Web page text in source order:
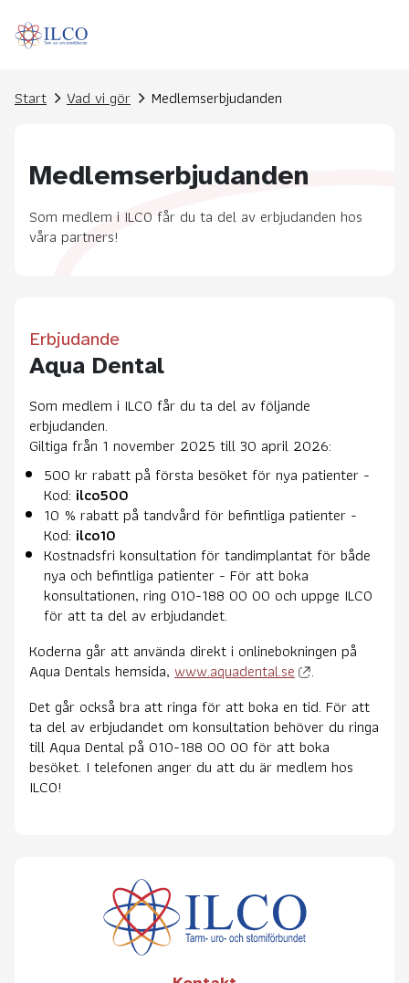
Start Vad vi gör Medlemserbjudanden
Medlemserbjudanden
Som medlem i ILCO får du ta del av erbjudanden hos
våra partners!
Erbjudande
Aqua Dental
Som medlem i ILCO får du ta del av följande
erbjudanden.
Giltiga från 1 november 2025 till 30 april 2026:
500 kr rabatt på första besöket för nya patienter -
Kod: ilco500
10 % rabatt på tandvård för befintliga patienter -
Kod: ilco10
Kostnadsfri konsultation för tandimplantat för både
nya och befintliga patienter - För att boka
konsultationen, ring 010-188 00 00 och uppge ILCO
för att ta del av erbjudandet.
Koderna går att använda direkt i onlinebokningen på
Aqua Dentals hemsida, www.aquadental.se
.
Det går också bra att ringa för att boka en tid. För att
ta del av erbjudandet om konsultation behöver du ringa
till Aqua Dental på 010-188 00 00 för att boka
besöket. I telefonen anger du att du är medlem hos
ILCO!